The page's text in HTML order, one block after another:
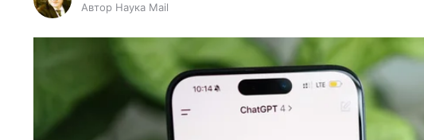
Автор Наука Mail